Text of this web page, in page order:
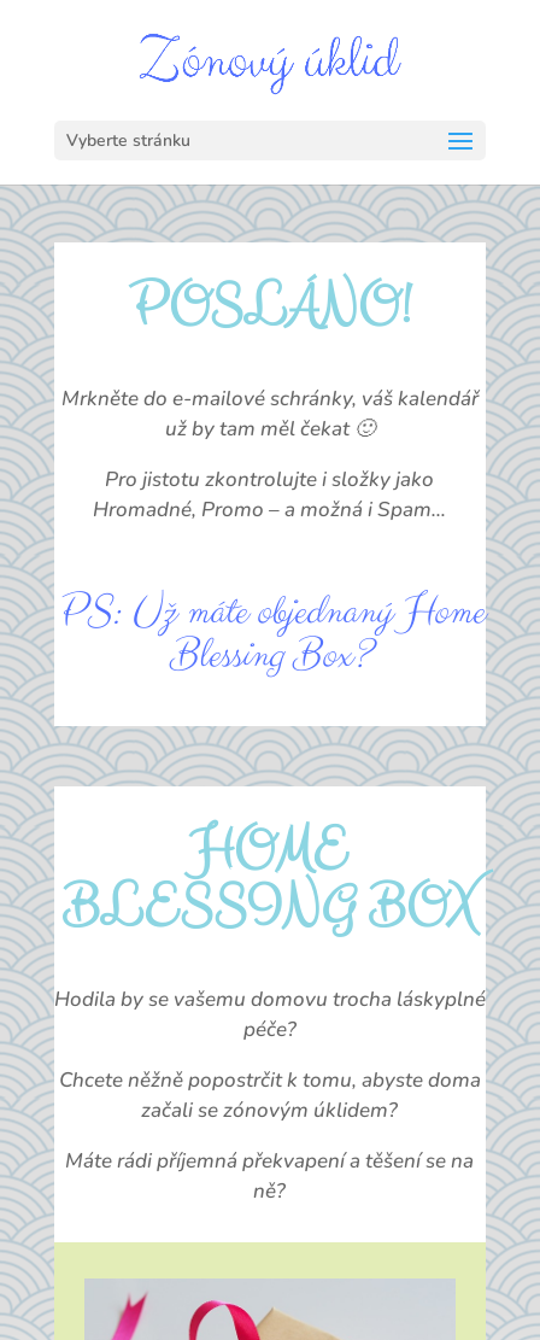
Vyberte stránku
POSLÁNO!
Mrkněte do e-mailové schránky, váš kalendář
už by tam měl čekat 🙂
Pro jistotu zkontrolujte i složky jako
Hromadné, Promo – a možná i Spam…
PS: Už máte objednaný Home
Blessing Box?
HOME
BLESSING BOX
Hodila by se vašemu domovu trocha láskyplné
péče?
Chcete něžně popostrčit k tomu, abyste doma
začali se zónovým úklidem?
Máte rádi příjemná překvapení a těšení se na
ně?